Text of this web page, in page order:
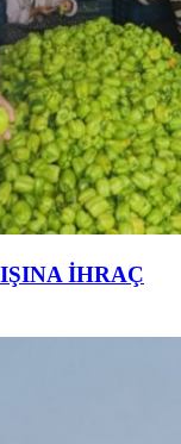
İHRAÇ